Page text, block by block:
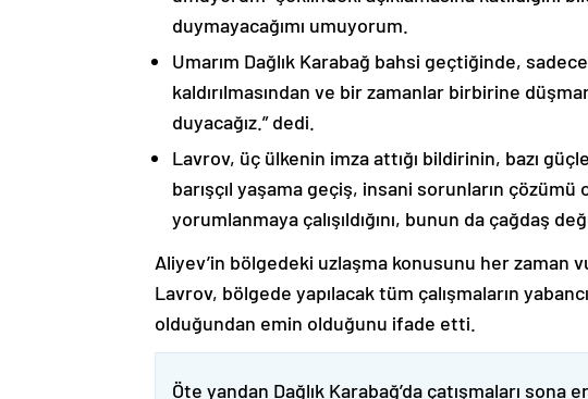
duymayacağımı umuyorum.
Umarım Dağlık Karabağ bahsi geçtiğinde,
kaldırılmasından ve bir zamanlar birbirine
duyacağız.” dedi.
Lavrov, üç ülkenin imza attığı bildirinin, bazı
barışçıl yaşama geçiş, insani sorunların
yorumlanmaya çalışıldığını, bunun da çağdaş
Aliyev’in bölgedeki uzlaşma konusunu her zaman
Lavrov, bölgede yapılacak tüm çalışmaların
olduğundan emin olduğunu ifade etti.
Öte yandan Dağlık Karabağ’da çatışmaları